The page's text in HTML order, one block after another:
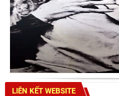
LIÊN KẾT WEBSITE